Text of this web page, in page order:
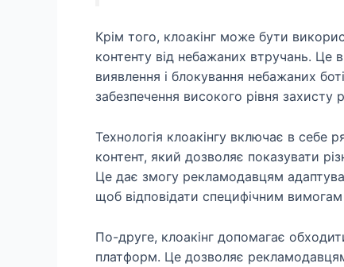
Крім того, клоакінг може бути
контенту від небажаних втручань.
виявлення і блокування небажаних
забезпечення високого рівня захисту
Технологія клоакінгу включає в
контент, який дозволяє показувати
Це дає змогу рекламодавцям
щоб відповідати специфічним вимогам
По-друге, клоакінг допомагає
платформ. Це дозволяє